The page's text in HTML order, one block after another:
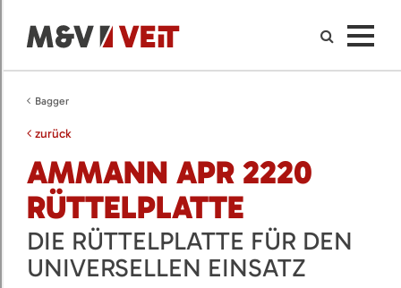
Bagger
zurück
AMMANN APR 2220
RÜTTELPLATTE
DIE RÜTTELPLATTE FÜR DEN
UNIVERSELLEN EINSATZ